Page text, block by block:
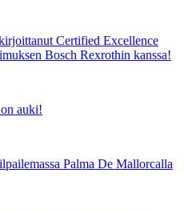
Certified Excellence
Bosch Rexrothin kanssa!
auki!
Palma De Mallorcalla